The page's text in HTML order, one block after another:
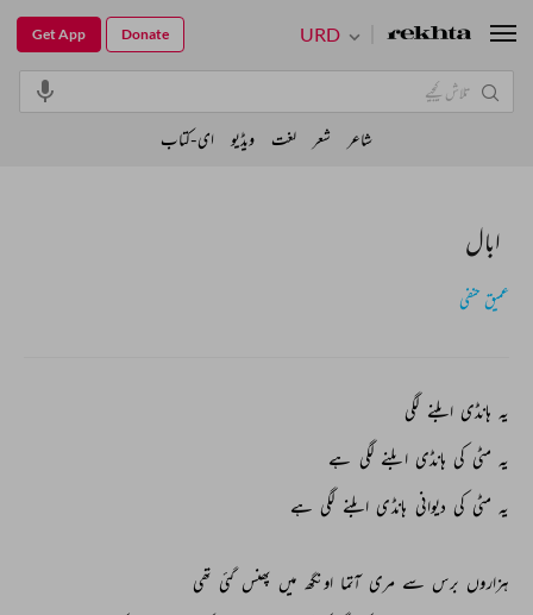
ابال
عمیق حنفی
یہ ہانڈی ابلنے لگی
یہ مٹی کی ہانڈی ابلنے لگی ہے
یہ مٹی کی دیوانی ہانڈی ابلنے لگی ہے
ہزاروں برس سے مری آتما اونگھ میں پھنس گئی تھی
URD
Get App Donate
شاعر شعر لغت ویڈیو ای-کتاب